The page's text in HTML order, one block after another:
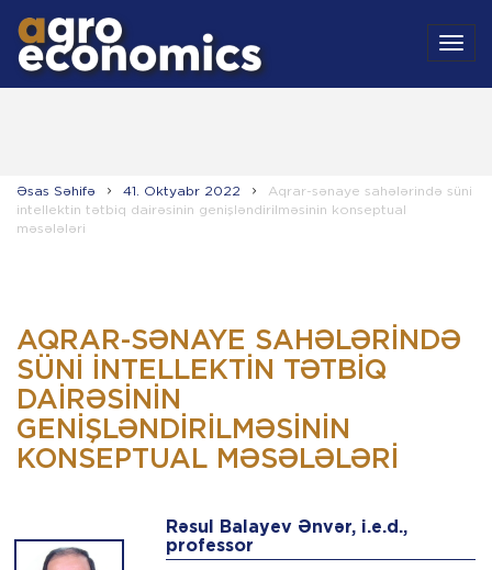
Əsas Səhifə 41. Oktyabr 2022
Aqrar-sənaye sahələrində süni
intellektin tətbiq dairəsinin genişləndirilməsinin konseptual
məsələləri
AQRAR-SƏNAYE SAHƏLƏRINDƏ
SÜNI INTELLEKTIN TƏTBIQ
DAIRƏSININ
GENIŞLƏNDIRILMƏSININ
KONSEPTUAL MƏSƏLƏLƏRI
Rəsul Balayev Ənvər, i.e.d.,
professor